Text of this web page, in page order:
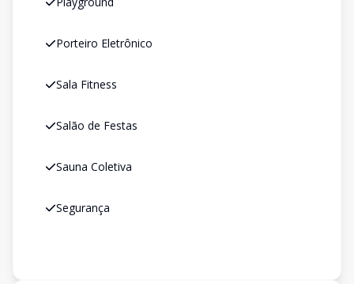
Porteiro Eletrônico
Sala Fitness
Salão de Festas
Sauna Coletiva
Segurança